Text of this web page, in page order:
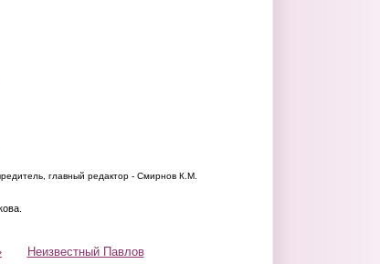
главный редактор - Смирнов К.М.
Неизвестный Павлов